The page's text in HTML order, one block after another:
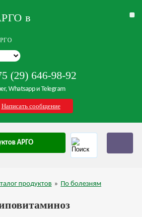
в
(29) 646-98-92
Whatsapp и Telegram
Написать сообщение
АРГО
продуктов » По болезням